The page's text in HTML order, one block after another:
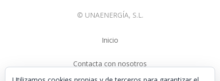
© UNAENERGÍA, S.L.
Inicio
Contacta con nosotros